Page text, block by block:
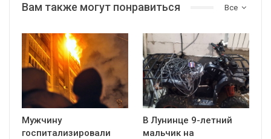
Все
Вам также могут понравиться
Мужчину
госпитализировали
В Лунинце 9-летний
мальчик на